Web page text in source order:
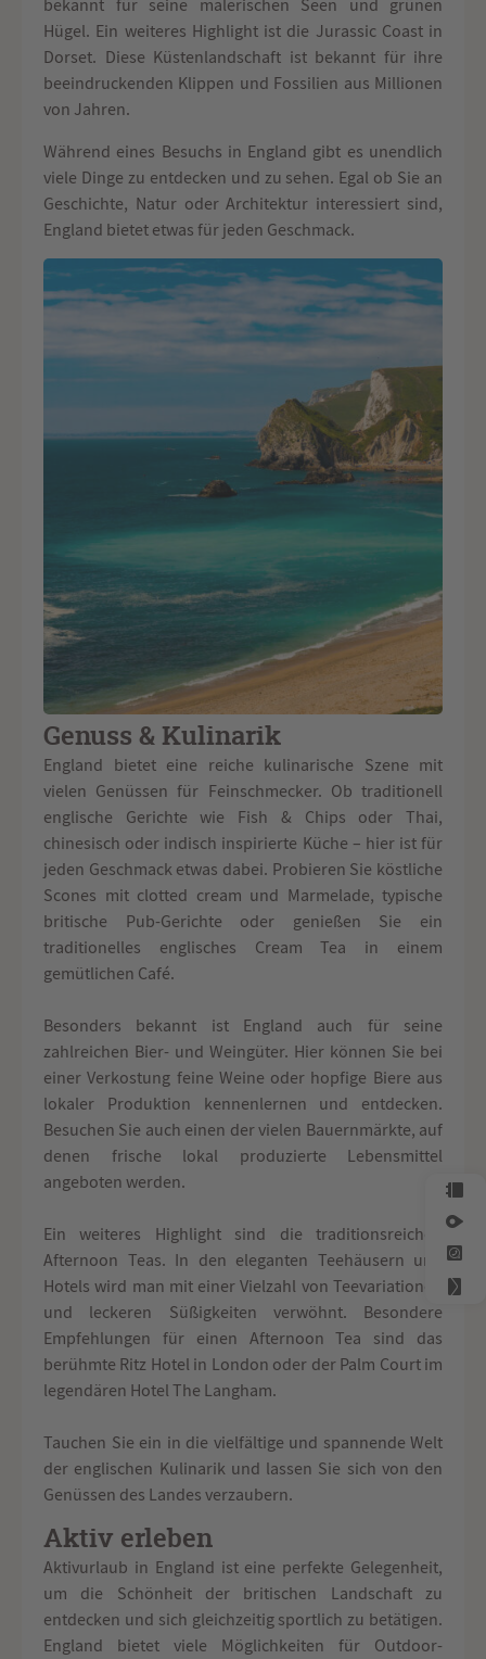
bekannt für seine malerischen Seen und grünen
Hügel. Ein weiteres Highlight ist die Jurassic Coast in
Dorset. Diese Küstenlandschaft ist bekannt für ihre
beeindruckenden Klippen und Fossilien aus Millionen
von Jahren.
Während eines Besuchs in England gibt es unendlich
viele Dinge zu entdecken und zu sehen. Egal ob Sie an
Geschichte, Natur oder Architektur interessiert sind,
England bietet etwas für jeden Geschmack.
Genuss & Kulinarik
England bietet eine reiche kulinarische Szene mit
vielen Genüssen für Feinschmecker. Ob traditionell
englische Gerichte wie Fish & Chips oder Thai,
chinesisch oder indisch inspirierte Küche – hier ist für
jeden Geschmack etwas dabei. Probieren Sie köstliche
Scones mit clotted cream und Marmelade, typische
britische Pub-Gerichte oder genießen Sie ein
traditionelles englisches Cream Tea in einem
gemütlichen Café.
Besonders bekannt ist England auch für seine
zahlreichen Bier- und Weingüter. Hier können Sie bei
einer Verkostung feine Weine oder hopfige Biere aus
lokaler Produktion kennenlernen und entdecken.
Besuchen Sie auch einen der vielen Bauernmärkte, auf
denen frische lokal produzierte Lebensmittel
angeboten werden.
Ein weiteres Highlight sind die traditionsreichen
Afternoon Teas. In den eleganten Teehäusern und
Hotels wird man mit einer Vielzahl von Teevariationen
und leckeren Süßigkeiten verwöhnt. Besondere
Empfehlungen für einen Afternoon Tea sind das
berühmte Ritz Hotel in London oder der Palm Court im
legendären Hotel The Langham.
Tauchen Sie ein in die vielfältige und spannende Welt
der englischen Kulinarik und lassen Sie sich von den
Genüssen des Landes verzaubern.
Aktiv erleben
Aktivurlaub in England ist eine perfekte Gelegenheit,
um die Schönheit der britischen Landschaft zu
entdecken und sich gleichzeitig sportlich zu betätigen.
England bietet viele Möglichkeiten für Outdoor-